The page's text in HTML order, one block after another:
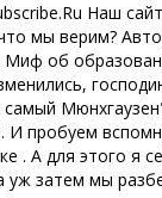
Наш
мы верим?
Миф об
И пробуем
. А для этого я
уж затем мы